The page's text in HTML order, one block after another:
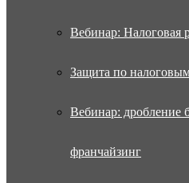
Вебинар: Налоговая
Защита по
Вебинар: дробление
франчайзинг